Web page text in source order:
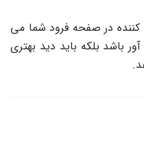
کننده در صفحه فرود شما می
باشد بلکه باید دید بهتری